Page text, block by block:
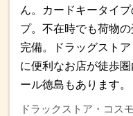
ん。カードキータイ
プ。不在時でも荷物
完備。ドラッグスト
に便利なお店が徒歩
ール徳島もあります。
ドラックストア・コス